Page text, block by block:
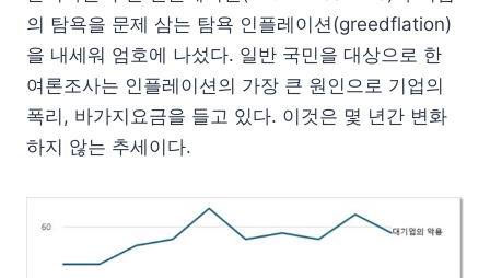
의 탐욕을 문제 삼는 탐욕 인플레이션(greedflation)
을 내세워 엄호에 나섰다. 일반 국민을 대상으로 한
여론조사는 인플레이션의 가장 큰 원인으로 기업의
폭리, 바가지요금을 들고 있다. 이것은 몇 년간 변화
하지 않는 추세이다.